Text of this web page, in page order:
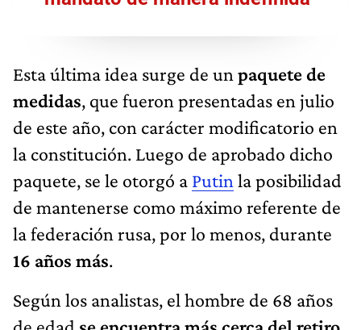
Esta última idea surge de un paquete de
medidas, que fueron presentadas en julio
de este año, con carácter modificatorio en
la constitución. Luego de aprobado dicho
paquete, se le otorgó a Putin la posibilidad
de mantenerse como máximo referente de
la federación rusa, por lo menos, durante
16 años más.
Según los analistas, el hombre de 68 años